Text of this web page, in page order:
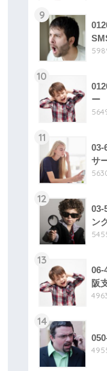
9
10
ー
11
03-
サ
12
03-
ン
13
06-
阪
14